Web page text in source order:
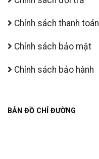
Chính sách thanh toán
Chính sách bảo mật
Chính sách bảo hành
BẢN ĐỒ CHỈ ĐƯỜNG